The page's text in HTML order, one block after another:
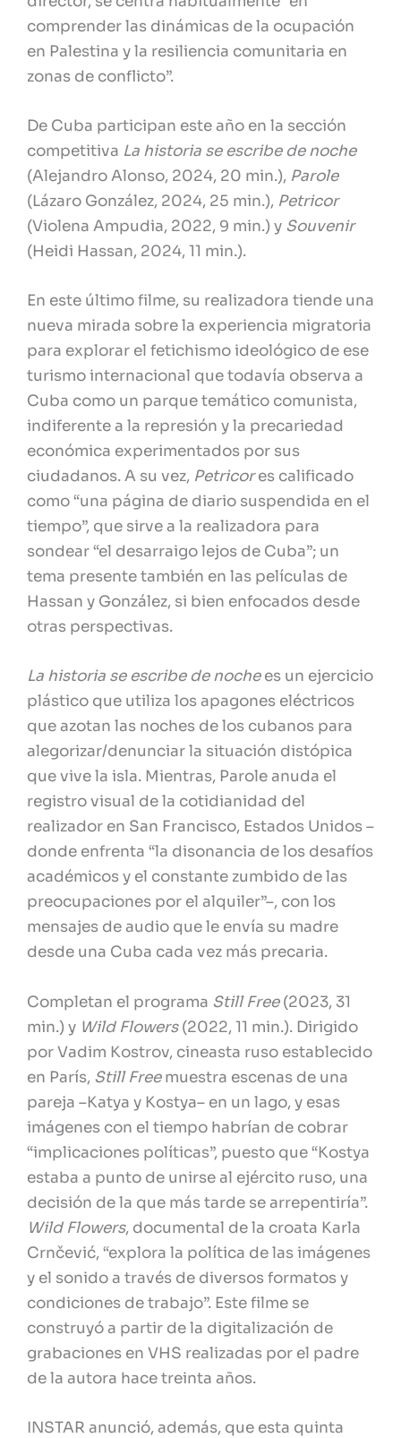
comprender las dinámicas de la ocupación
en Palestina y la resiliencia comunitaria en
zonas de conflicto”.
De Cuba participan este año en la sección
competitiva La historia se escribe de noche
(Alejandro Alonso, 2024, 20 min.), Parole
(Lázaro González, 2024, 25 min.), Petricor
(Violena Ampudia, 2022, 9 min.) y Souvenir
(Heidi Hassan, 2024, 11 min.).
En este último filme, su realizadora tiende una
nueva mirada sobre la experiencia migratoria
para explorar el fetichismo ideológico de ese
turismo internacional que todavía observa a
Cuba como un parque temático comunista,
indiferente a la represión y la precariedad
económica experimentados por sus
ciudadanos. A su vez, Petricores calificado
como “una página de diario suspendida en el
tiempo”, que sirve a la realizadora para
sondear “el desarraigo lejos de Cuba”; un
tema presente también en las películas de
Hassan y González, si bien enfocados desde
otras perspectivas.
La historia se escribe de nochees un ejercicio
plástico que utiliza los apagones eléctricos
que azotan las noches de los cubanos para
alegorizar/denunciar la situación distópica
que vive la isla. Mientras, Parole anuda el
registro visual de la cotidianidad del
realizador en San Francisco, Estados Unidos –
donde enfrenta “la disonancia de los desafíos
académicos y el constante zumbido de las
preocupaciones por el alquiler”–, con los
mensajes de audio que le envía su madre
desde una Cuba cada vez más precaria.
Completan el programa Still Free(2023, 31
min.) y Wild Flowers(2022, 11 min.). Dirigido
por Vadim Kostrov, cineasta ruso establecido
en París, Still Freemuestra escenas de una
pareja –Katya y Kostya– en un lago, y esas
imágenes con el tiempo habrían de cobrar
“implicaciones políticas”, puesto que “Kostya
estaba a punto de unirse al ejército ruso, una
decisión de la que más tarde se arrepentiría”.
Wild Flowers, documental de la croata Karla
Crnčević, “explora la política de las imágenes
y el sonido a través de diversos formatos y
condiciones de trabajo”. Este filme se
construyó a partir de la digitalización de
grabaciones en VHS realizadas por el padre
de la autora hace treinta años.
INSTAR anunció, además, que esta quinta